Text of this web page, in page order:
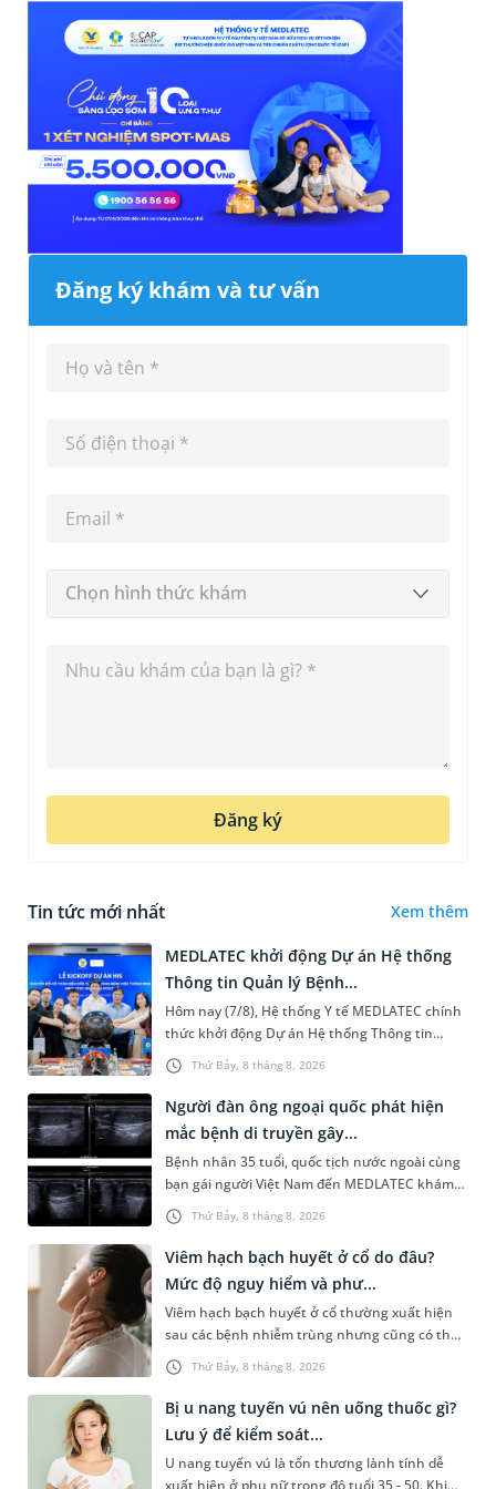
Đăng ký khám và tư vấn
Chọn hình thức khám
Đăng ký
Tin tức mới nhất Xem thêm
Thứ Bảy, 8 tháng 8, 2026
MEDLATEC khởi động Dự án Hệ thống
Thông tin Quản lý Bệnh...
Hôm nay (7/8), Hệ thống Y tế MEDLATEC chính
thức khởi động Dự án Hệ thống Thông tin
Quản lý Bệnh viện (HIS - Hospital Information
System) giai đoạn mới. Dự á...
Thứ Bảy, 8 tháng 8, 2026
Người đàn ông ngoại quốc phát hiện
mắc bệnh di truyền gây...
Bệnh nhân 35 tuổi, quốc tịch nước ngoài cùng
bạn gái người Việt Nam đến MEDLATEC khám
sức khỏe tiền hôn nhân. Qua thăm khám và
làm các xét nghiệm chuyên sâu,...
Thứ Bảy, 8 tháng 8, 2026
Viêm hạch bạch huyết ở cổ do đâu?
Mức độ nguy hiểm và phư...
Viêm hạch bạch huyết ở cổ thường xuất hiện
sau các bệnh nhiễm trùng nhưng cũng có thể
liên quan đến lao hạch hoặc ung thư. Để tìm
hiểu nguyên nhân gây viêm,...
Bị u nang tuyến vú nên uống thuốc gì?
Lưu ý để kiểm soát...
U nang tuyến vú là tổn thương lành tính dễ
xuất hiện ở phụ nữ trong độ tuổi 35 - 50. Khi